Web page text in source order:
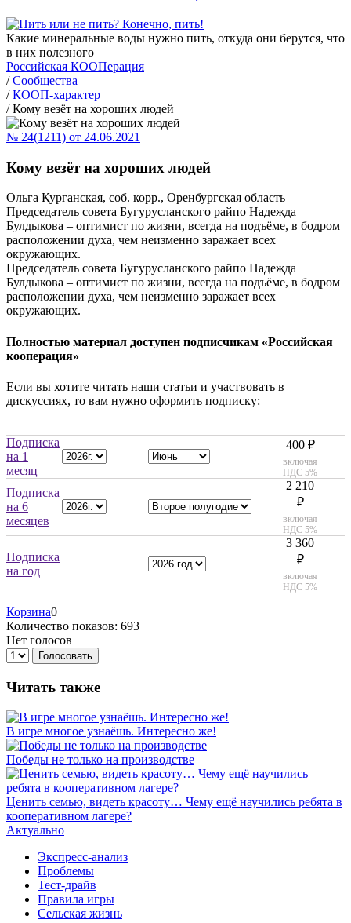
Какие минеральные воды нужно пить, откуда они берутся, что
в них полезного
Российская КООПерация
/ Сообщества
/ КООП-характер
/ Кому везёт на хороших людей
№ 24(1211) от 24.06.2021
Кому везёт на хороших людей
Ольга Курганская, соб. корр., Оренбургская область
Председатель совета Бугурусланского райпо Надежда
Булдыкова – оптимист по жизни, всегда на подъёме, в бодром
расположении духа, чем неизменно заражает всех
окружающих.
Председатель совета Бугурусланского райпо Надежда
Булдыкова – оптимист по жизни, всегда на подъёме, в бодром
расположении духа, чем неизменно заражает всех
окружающих.
Полностью материал доступен подписчикам «Российская
кооперация»
Если вы хотите читать наши статьи и участвовать в
дискуссиях, то вам нужно оформить подписку:
Подписка
на 1
месяц
400 ₽
включая
НДС 5%
Подписка
на 6
месяцев
2 210
₽
включая
НДС 5%
Подписка
на год
3 360
₽
включая
НДС 5%
Корзина0
Количество показов: 693
Нет голосов
Голосовать
Читать также
В игре многое узнаёшь. Интересно же!
Победы не только на производстве
Ценить семью, видеть красоту… Чему ещё научились ребята в
кооперативном лагере?
Актуально
Экспресс-анализ
Проблемы
Тест-драйв
Правила игры
Сельская жизнь